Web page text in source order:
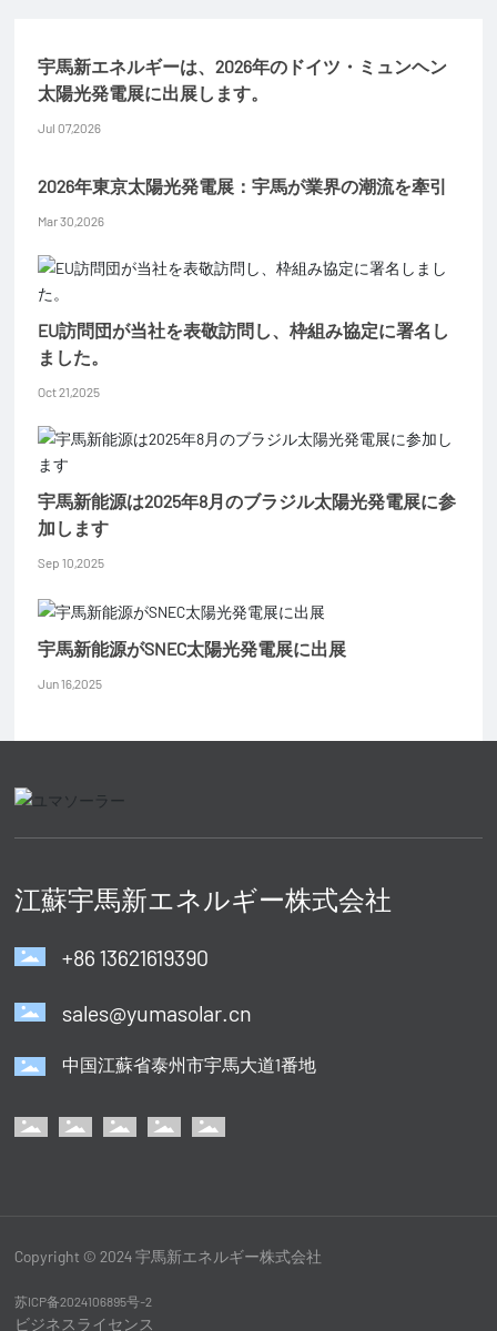
宇馬新エネルギーは、2026年のドイツ・ミュンヘン
太陽光発電展に出展します。
Jul 07,2026
2026年東京太陽光発電展：宇馬が業界の潮流を牽引
Mar 30,2026
EU訪問団が当社を表敬訪問し、枠組み協定に署名し
ました。
Oct 21,2025
宇馬新能源は2025年8月のブラジル太陽光発電展に参
加します
Sep 10,2025
宇馬新能源がSNEC太陽光発電展に出展
Jun 16,2025
江蘇宇馬新エネルギー株式会社
+86 13621619390
sales@yumasolar.cn
中国江蘇省泰州市宇馬大道1番地
Copyright © 2024 宇馬新エネルギー株式会社
苏ICP备2024106895号-2
ビジネスライセンス